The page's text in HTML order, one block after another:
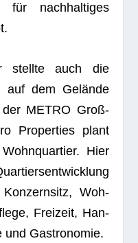
für nach­hal­ti­ges
stellte auch die
auf dem Gelände
METRO Groß­
Pro­per­ties plant
Hier
Woh­
Frei­zeit, Han­
und Gastronomie.